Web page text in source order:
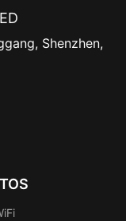
Shenzhen,